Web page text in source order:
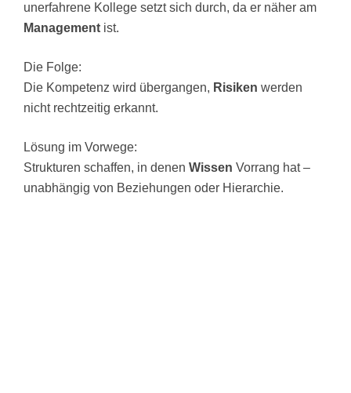
unerfahrene Kollege setzt sich durch, da er näher am
Management ist.
Die Folge:
Die Kompetenz wird übergangen, Risiken werden
nicht rechtzeitig erkannt.
Lösung im Vorwege:
Strukturen schaffen, in denen Wissen Vorrang hat –
unabhängig von Beziehungen oder Hierarchie.